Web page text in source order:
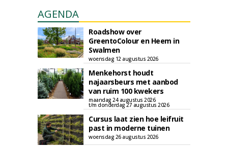
AGENDA
Roadshow over
GreentoColour en Heem in
Swalmen
woensdag 12 augustus 2026
Menkehorst houdt
najaarsbeurs met aanbod
van ruim 100 kwekers
maandag 24 augustus 2026
t/m donderdag 27 augustus 2026
Cursus laat zien hoe leifruit
past in moderne tuinen
woensdag 26 augustus 2026